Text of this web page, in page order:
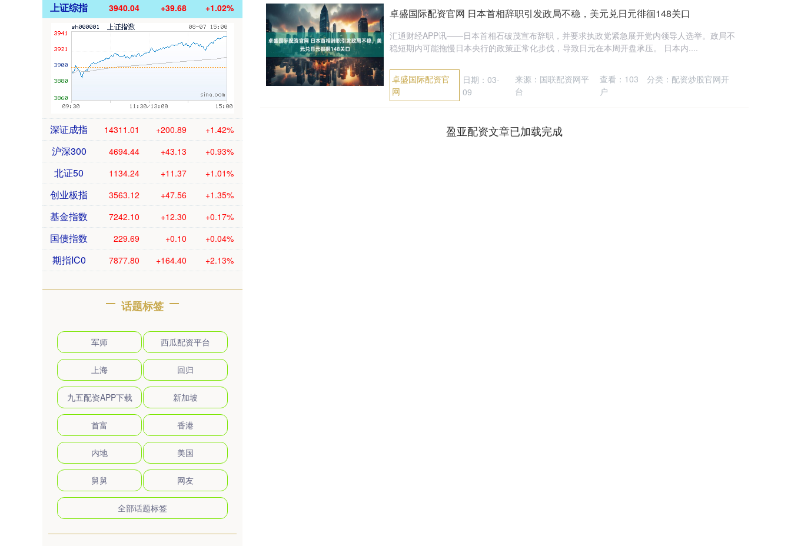
卓盛国际配资官网 日本首相辞职引发政局不稳，美元兑日元徘徊148关口
汇通财经APP讯——日本首相石破茂宣布辞职，并要求执政党紧急展开党内领导人选举。政局不
稳短期内可能拖慢日本央行的政策正常化步伐，导致日元在本周开盘承压。 日本内....
卓盛国际配资官
网
日期：03-
09
来源：国联配资网平
台
查看： 103 分类： 配资炒股官网开
户
盈亚配资文章已加载完成
上证综指 3940.04 +39.68 +1.02%
深证成指 14311.01 +200.89 +1.42%
沪深300 4694.44 +43.13 +0.93%
北证50 1134.24 +11.37 +1.01%
创业板指 3563.12 +47.56 +1.35%
基金指数 7242.10 +12.30 +0.17%
国债指数 229.69 +0.10 +0.04%
期指IC0 7877.80 +164.40 +2.13%
话题标签
军师 西瓜配资平台
上海 回归
九五配资APP下载 新加坡
首富 香港
内地 美国
舅舅 网友
全部话题标签